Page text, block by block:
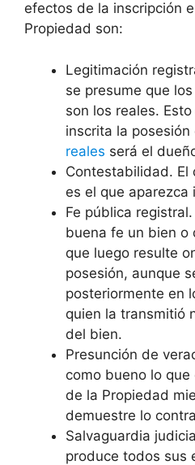
efectos de la inscripción
Propiedad son:
Legitimación
se presume que
son los reales.
inscrita la posesión
reales será el
Contestabilidad. El
es el que aparezca
Fe pública
buena fe un bien o
que luego resulte
posesión, aunque
posteriormente en
quien la transmitió
del bien.
Presunción de
como bueno lo
de la Propiedad
demuestre lo
Salvaguardia
produce todos sus